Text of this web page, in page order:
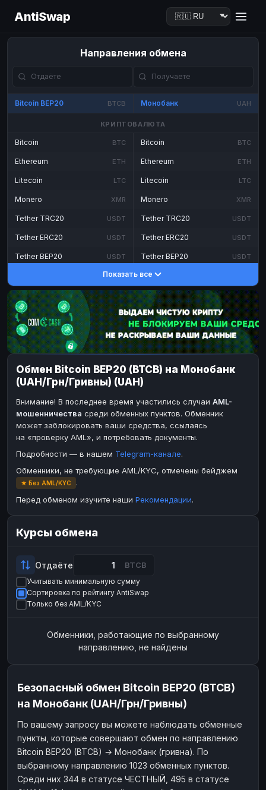
AntiSwap
Направления обмена
Bitcoin BEP20 BTCB Монобанк UAH
КРИПТОВАЛЮТА
Bitcoin BTC
Ethereum ETH
Litecoin LTC
Monero XMR
Tether TRC20 USDT
Tether ERC20 USDT
Tether BEP20 USDT
DASH
Toncoin TON
Dogecoin DOGE
TRX TRON
Bitcoin Cash BCH
BinanceCoin BEP20
Ether Classic
SOL
Ripple XRP
Bitcoin BTC
Ethereum ETH
Litecoin LTC
Monero XMR
Tether TRC20 USDT
Tether ERC20 USDT
Tether BEP20 USDT
DASH
Toncoin TON
Dogecoin DOGE
TRX TRON
Bitcoin Cash BCH
BinanceCoin BEP20
Ether Classic
Ripple
Paxum USD
Perfect Money
Payoneer USD
ЮMoney RUB
Paxum
Payoneer
ЮMoney
БАЛАНСЫ КРИПТОБИРЖ
Binance
RUB
RUB
СБЕР
ВТБ
ДЕНЕЖНЫЕ ПЕРЕВОДЫ
ЗК USD
WU USD
ЗК
WU
Показать все
Обмен Bitcoin BEP20 (BTCB) на Монобанк
(UAH/Грн/Гривны) (UAH)
Внимание! В последнее время участились случаи AML-
мошенничества среди обменных пунктов. Обменник
может заблокировать ваши средства, ссылаясь
на «проверку AML», и потребовать документы.
Подробности — в нашем Telegram-канале.
Обменники, не требующие AML/KYC, отмечены бейджем
★ Без AML/KYC
.
Перед обменом изучите наши Рекомендации.
Курсы обмена
Отдаёте BTCB
Учитывать минимальную сумму
Сортировка по рейтингу AntiSwap
Только без AML/KYC
Обменники, работающие по выбранному
направлению, не найдены
Безопасный обмен Bitcoin BEP20 (BTCB)
на Монобанк (UAH/Грн/Гривны)
По вашему запросу вы можете наблюдать обменные
пункты, которые совершают обмен по направлению
Bitcoin BEP20 (BTCB) → Монобанк (гривна). По
выбранному направлению 1023 обменных пунктов.
Среди них 344 в статусе ЧЕСТНЫЙ, 495 в статусе